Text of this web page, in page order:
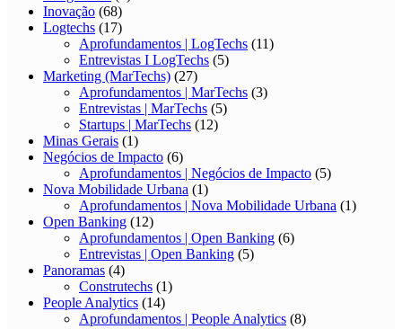
Inovação (68)
Logtechs (17)
Aprofundamentos | LogTechs (11)
Entrevistas I LogTechs (5)
Marketing (MarTechs) (27)
Aprofundamentos | MarTechs (3)
Entrevistas | MarTechs (5)
Startups | MarTechs (12)
Minas Gerais (1)
Negócios de Impacto (6)
Aprofundamentos | Negócios de Impacto (5)
Nova Mobilidade Urbana (1)
Aprofundamentos | Nova Mobilidade Urbana (1)
Open Banking (12)
Aprofundamentos | Open Banking (6)
Entrevistas | Open Banking (5)
Panoramas (4)
Construtechs (1)
People Analytics (14)
Aprofundamentos | People Analytics (8)